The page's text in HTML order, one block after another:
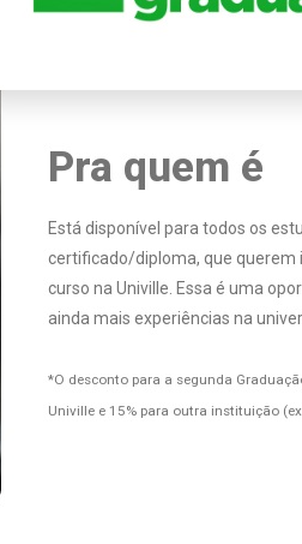
Pra quem é
Está disponível para todos os
certificado/diploma, que querem
curso na Univille. Essa é uma
ainda mais experiências na
*O desconto para a segunda
Univille e 15% para outra instituição